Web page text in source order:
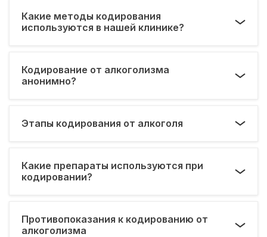
Какие методы кодирования
используются в нашей клинике?
Кодирование от алкоголизма
анонимно?
Этапы кодирования от алкоголя
Какие препараты используются при
кодировании?
Противопоказания к кодированию от
алкоголизма